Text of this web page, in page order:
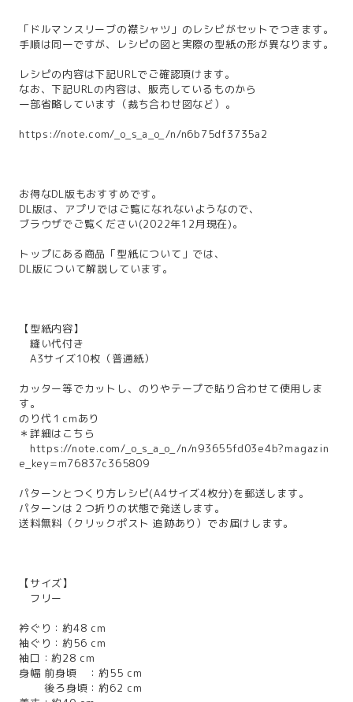
「ドルマンスリーブの襟シャツ」のレシピがセットでつきます。
手順は同一ですが、レシピの図と実際の型紙の形が異なります。
レシピの内容は下記URLでご確認頂けます。
なお、下記URLの内容は、販売しているものから
一部省略しています（裁ち合わせ図など）。
https://note.com/_o_s_a_o_/n/n6b75df3735a2
お得なDL版もおすすめです。
DL版は、アプリではご覧になれないようなので、
ブラウザでご覧ください(2022年12月現在)。
トップにある商品「型紙について」では、
DL版について解説しています。
【型紙内容】
縫い代付き
A3サイズ10枚（普通紙）
カッター等でカットし、のりやテープで貼り合わせて使用しま
す。
のり代１cmあり
＊詳細はこちら
https://note.com/_o_s_a_o_/n/n93655fd03e4b?magazin
e_key=m76837c365809
パターンとつくり方レシピ(A4サイズ4枚分)を郵送します。
パターンは２つ折りの状態で発送します。
送料無料（クリックポスト 追跡あり）でお届けします。
【サイズ】
フリー
衿ぐり：約48 cm
袖ぐり：約56 cm
袖口：約28 cm
身幅 前身頃 ：約55 cm
後ろ身頃：約62 cm